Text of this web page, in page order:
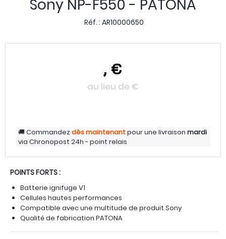
Sony NP-F550 - PATONA
Réf. : AR10000650
, €
au lieu de €
Commandezdès maintenantpour une livraison mardi
via Chronopost 24h - point relais
POINTS FORTS :
Batterie ignifuge V1
Cellules hautes performances
Compatible avec une multitude de produit Sony
Qualité de fabrication PATONA